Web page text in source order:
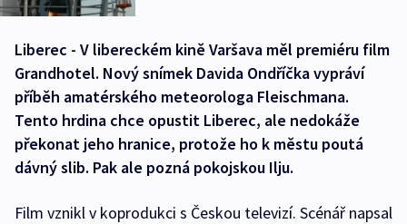
Liberec - V libereckém kině Varšava měl premiéru film
Grandhotel. Nový snímek Davida Ondříčka vypráví
příběh amatérského meteorologa Fleischmana.
Tento hrdina chce opustit Liberec, ale nedokáže
překonat jeho hranice, protože ho k městu poutá
dávný slib. Pak ale pozná pokojskou Ilju.
Film vznikl v koprodukci s Českou televizí. Scénář napsal